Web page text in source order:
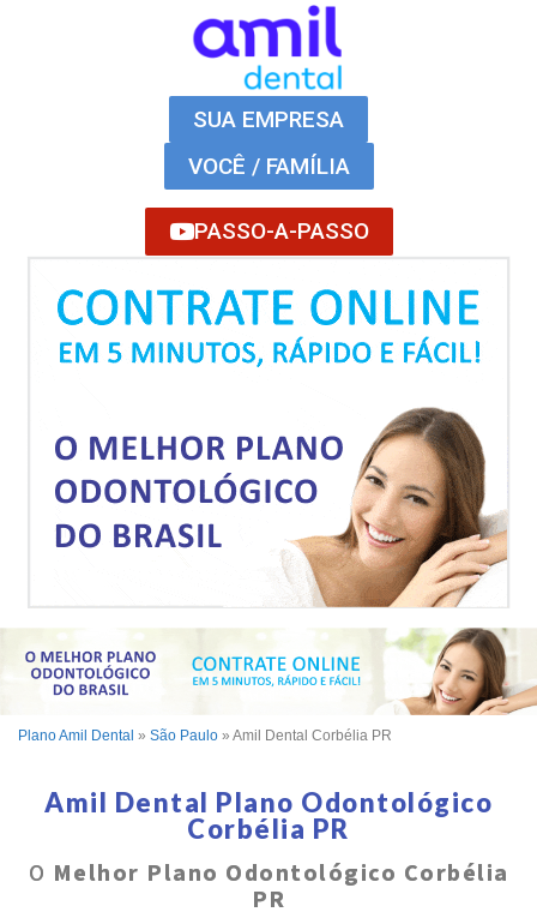
SUA EMPRESA
VOCÊ / FAMÍLIA
PASSO-A-PASSO
Plano Amil Dental » São Paulo » Amil Dental Corbélia PR
Amil Dental Plano Odontológico
Corbélia PR
O Melhor Plano Odontológico Corbélia
PR